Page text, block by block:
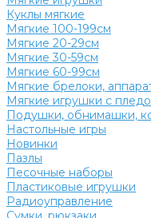
Куклы мягкие
Мягкие 100-199см
Мягкие 20-29см
Мягкие 30-59см
Мягкие 60-99см
Мягкие брелоки,
Мягкие игрушки с
Подушки, обнимашки,
Настольные игры
Новинки
Пазлы
Песочные наборы
Пластиковые игрушки
Радиоуправление